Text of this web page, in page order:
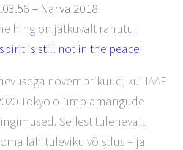
– Narva 2018
hing on jätkuvalt rahutu!
is still not in the peace!
novembrikuud, kui IAAF
Tokyo olümpiamängude
Sellest tulenevalt
lähituleviku võistlus – ja